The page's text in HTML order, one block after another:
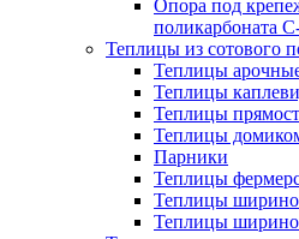
Опора под
поликарбоната
Теплицы из сотового
Теплицы
Теплицы
Теплицы
Теплицы
Парники
Теплицы
Теплицы
Теплицы